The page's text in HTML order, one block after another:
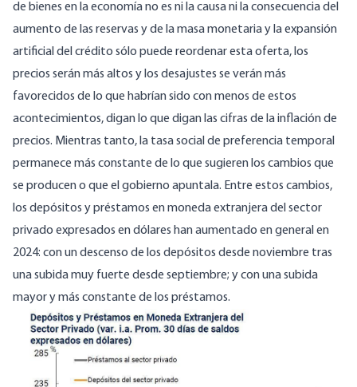
de bienes en la economía no es ni la causa ni la consecuencia del
aumento de las reservas y de la masa monetaria y la expansión
artificial del crédito sólo puede reordenar esta oferta, los
precios serán más altos y los desajustes se verán más
favorecidos de lo que habrían sido con menos de estos
acontecimientos, digan lo que digan las cifras de la inflación de
precios. Mientras tanto, la tasa social de preferencia temporal
permanece más constante de lo que sugieren los cambios que
se producen o que el gobierno apuntala. Entre estos cambios,
los depósitos y préstamos en moneda extranjera del sector
privado expresados en dólares hanaumentado en generalen
2024: con un descenso de los depósitos desde noviembre tras
una subida muy fuerte desde septiembre; y con una subida
mayor y más constante de los préstamos.